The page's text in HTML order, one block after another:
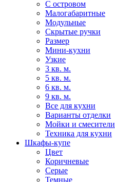
С островом
Малогабаритные
Модульные
Скрытые ручки
Размер
Мини-кухни
Узкие
3 кв. м.
5 кв. м.
6 кв. м.
9 кв. м.
Все для кухни
Варианты отделки
Мойки и смесители
Техника для кухни
Шкафы-купе
Цвет
Коричневые
Серые
Темные